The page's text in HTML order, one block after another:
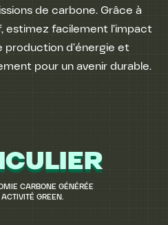
de carbone. Grâce à
estimez facilement l’impact
production d’énergie et
pour un avenir durable.
CARBONE GÉNÉRÉE
GREEN.